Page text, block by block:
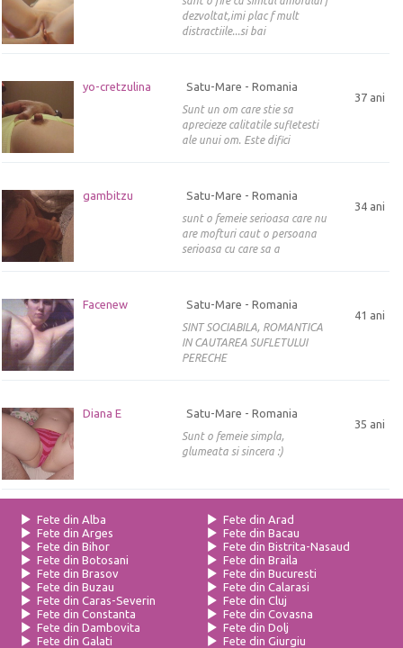
dezvoltat,imi plac f mult
distractiile...si bai
yo-cretzulina
37 ani
Satu-Mare - Romania
Sunt un om care stie sa
aprecieze calitatile sufletesti
ale unui om. Este difici
gambitzu
34 ani
Satu-Mare - Romania
sunt o femeie serioasa care nu
are mofturi caut o persoana
serioasa cu care sa a
Facenew
41 ani
Satu-Mare - Romania
SINT SOCIABILA, ROMANTICA
IN CAUTAREA SUFLETULUI
PERECHE
Diana E
35 ani
Satu-Mare - Romania
Sunt o femeie simpla,
glumeata si sincera :)
Fete din Alba
Fete din Arad
Fete din Arges
Fete din Bacau
Fete din Bihor
Fete din Bistrita-Nasaud
Fete din Botosani
Fete din Braila
Fete din Brasov
Fete din Bucuresti
Fete din Buzau
Fete din Calarasi
Fete din Caras-Severin
Fete din Cluj
Fete din Constanta
Fete din Covasna
Fete din Dambovita
Fete din Dolj
Fete din Galati
Fete din Giurgiu